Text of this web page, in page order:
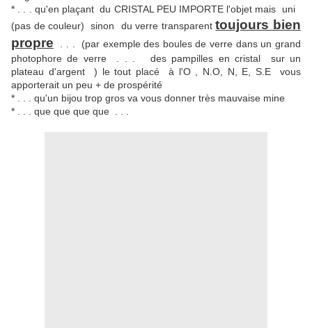
* . . . qu'en plaçant du CRISTAL PEU IMPORTE l'objet mais uni
(pas de couleur) sinon du verre transparenttoujours bien
propre . . . (par exemple des boules de verre dans un grand
photophore de verre . . . des pampilles en cristal sur un
plateau d'argent ) le tout placé à l'O , N.O, N, E, S.E vous
apporterait un peu + de prospérité
* . . . qu'un bijou trop gros va vous donner très mauvaise mine
* . . . que que que que . . .